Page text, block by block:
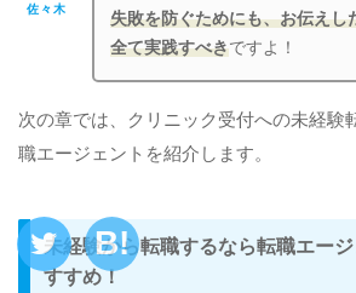
佐々木
失敗を防ぐためにも、お伝えし
全て実践すべきですよ！
次の章では、クリニック受付への未経験
職エージェントを紹介します。
未経験から転職するなら転職エー
すすめ！